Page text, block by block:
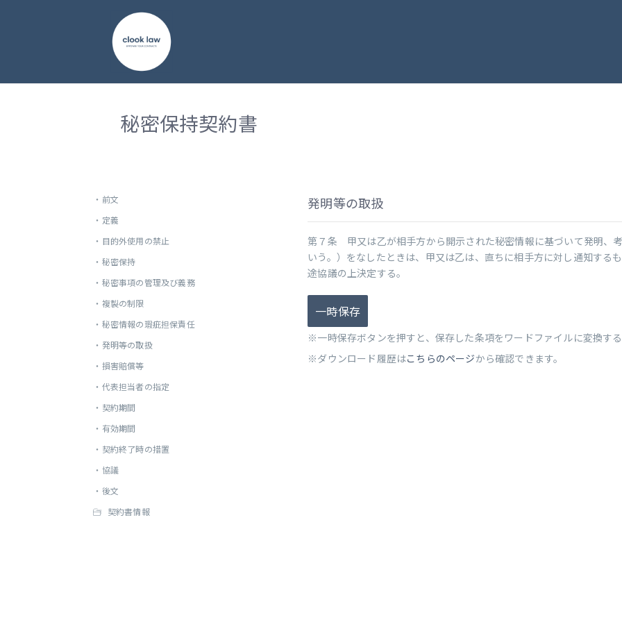
秘密保持契約書
・ 前文
・ 定義
・ 目的外使用の禁止
・ 秘密保持
・ 秘密事項の管理及び義務
・ 複製の制限
・ 秘密情報の瑕疵担保責任
・ 発明等の取扱
・ 損害賠償等
・ 代表担当者の指定
・ 契約期間
・ 有効期間
・ 契約終了時の措置
・ 協議
・ 後文
契約書情報
発明等の取扱
第７条 甲又は乙が相手方から開示された秘密情報に基づいて発明、
いう。）をなしたときは、甲又は乙は、直ちに相手方に対し通知する
途協議の上決定する。
一時保存
※一時保存ボタンを押すと、保存した条項をワードファイルに変換する
※ダウンロード履歴はこちらのページから確認できます。